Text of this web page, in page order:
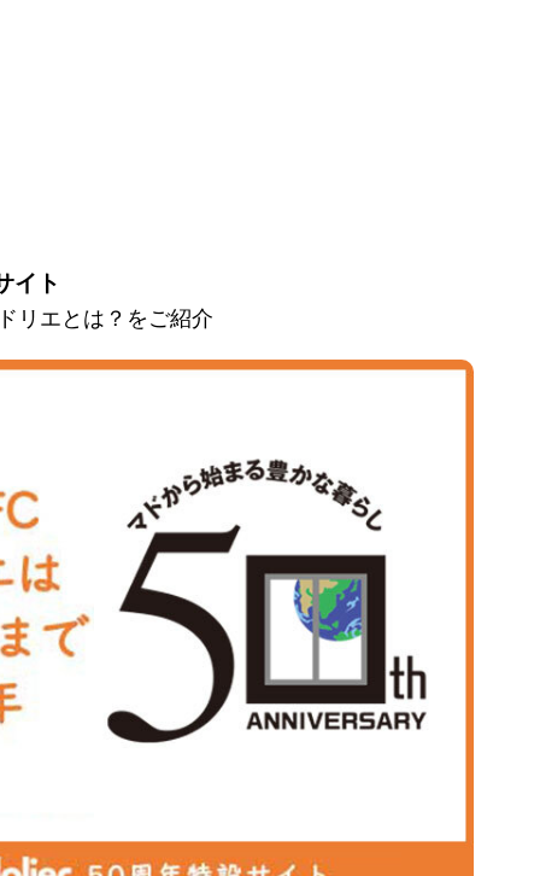
イト
リエとは？をご紹介